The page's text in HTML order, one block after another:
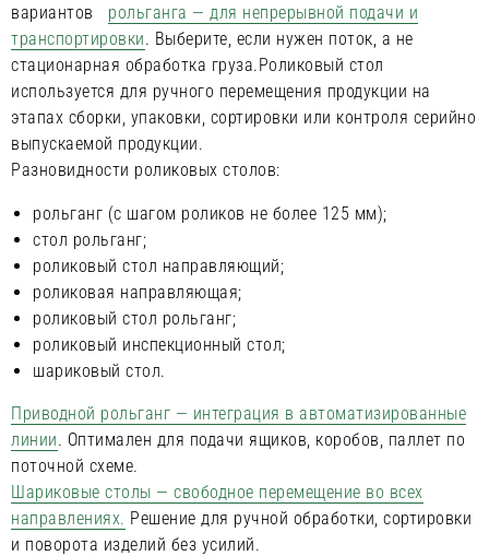
вариантов рольганга — для непрерывной подачи и
транспортировки. Выберите, если нужен поток, а не
стационарная обработка груза.Роликовый стол
используется для ручного перемещения продукции на
этапах сборки, упаковки, сортировки или контроля серийно
выпускаемой продукции.
Разновидности роликовых столов:
рольганг (с шагом роликов не более 125 мм);
стол рольганг;
роликовый стол направляющий;
роликовая направляющая;
роликовый стол рольганг;
роликовый инспекционный стол;
шариковый стол.
Приводной рольганг — интеграция в автоматизированные
линии. Оптимален для подачи ящиков, коробов, паллет по
поточной схеме.
Шариковые столы — свободное перемещение во всех
направлениях. Решение для ручной обработки, сортировки
и поворота изделий без усилий.